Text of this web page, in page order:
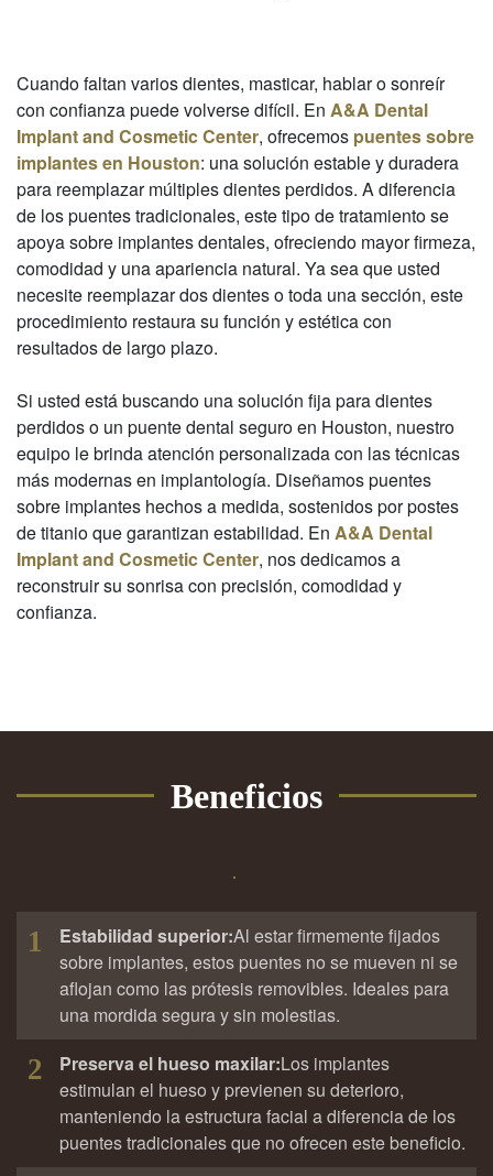
Cuando faltan varios dientes, masticar, hablar o sonreír
con confianza puede volverse difícil. En A&A Dental
Implant and Cosmetic Center, ofrecemos puentes sobre
implantes en Houston: una solución estable y duradera
para reemplazar múltiples dientes perdidos. A diferencia
de los puentes tradicionales, este tipo de tratamiento se
apoya sobre implantes dentales, ofreciendo mayor firmeza,
comodidad y una apariencia natural. Ya sea que usted
necesite reemplazar dos dientes o toda una sección, este
procedimiento restaura su función y estética con
resultados de largo plazo.
Si usted está buscando una solución fija para dientes
perdidos o un puente dental seguro en Houston, nuestro
equipo le brinda atención personalizada con las técnicas
más modernas en implantología. Diseñamos puentes
sobre implantes hechos a medida, sostenidos por postes
de titanio que garantizan estabilidad. En A&A Dental
Implant and Cosmetic Center, nos dedicamos a
reconstruir su sonrisa con precisión, comodidad y
confianza.
Beneficios
1 Estabilidad superior:Al estar firmemente fijados
sobre implantes, estos puentes no se mueven ni se
aflojan como las prótesis removibles. Ideales para
una mordida segura y sin molestias.
2 Preserva el hueso maxilar:Los implantes
estimulan el hueso y previenen su deterioro,
manteniendo la estructura facial a diferencia de los
puentes tradicionales que no ofrecen este beneficio.